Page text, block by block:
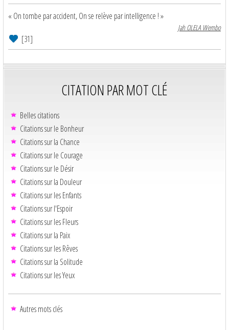
« On tombe par accident, On se relève par intelligence ! »
Jah OLELA Wembo
[31]
CITATION PAR MOT CLÉ
Belles citations
Citations sur le Bonheur
Citations sur la Chance
Citations sur le Courage
Citations sur le Désir
Citations sur la Douleur
Citations sur les Enfants
Citations sur l'Espoir
Citations sur les Fleurs
Citations sur la Paix
Citations sur les Rêves
Citations sur la Solitude
Citations sur les Yeux
Autres mots clés